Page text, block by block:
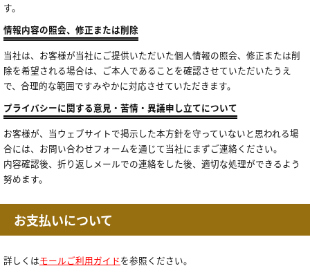
す。
情報内容の照会、修正または削除
当社は、お客様が当社にご提供いただいた個人情報の照会、修正または削
除を希望される場合は、ご本人であることを確認させていただいたうえ
で、合理的な範囲ですみやかに対応させていただきます。
プライバシーに関する意見・苦情・異議申し立てについて
お客様が、当ウェブサイトで掲示した本方針を守っていないと思われる場
合には、お問い合わせフォームを通じて当社にまずご連絡ください。
内容確認後、折り返しメールでの連絡をした後、適切な処理ができるよう
努めます。
お支払いについて
詳しくはモールご利用ガイドを参照ください。